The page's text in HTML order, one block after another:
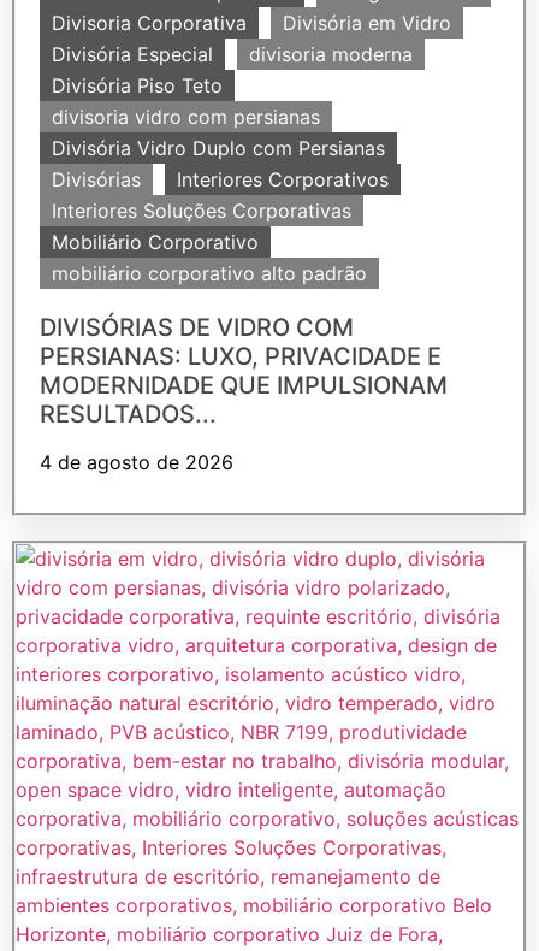
Divisoria Corporativa
Divisória em Vidro
Divisória Especial
divisoria moderna
Divisória Piso Teto
divisoria vidro com persianas
Divisória Vidro Duplo com Persianas
Divisórias
Interiores Corporativos
Interiores Soluções Corporativas
Mobiliário Corporativo
mobiliário corporativo alto padrão
DIVISÓRIAS DE VIDRO COM
PERSIANAS: LUXO, PRIVACIDADE E
MODERNIDADE QUE IMPULSIONAM
RESULTADOS...
4 de agosto de 2026